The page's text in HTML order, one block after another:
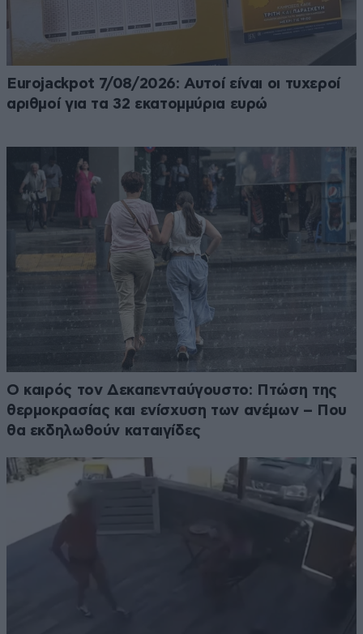
Eurojackpot 7/08/2026: Αυτοί είναι οι τυχεροί
αριθμοί για τα 32 εκατομμύρια ευρώ
Ο καιρός τον Δεκαπενταύγουστο: Πτώση της
θερμοκρασίας και ενίσχυση των ανέμων – Που
θα εκδηλωθούν καταιγίδες